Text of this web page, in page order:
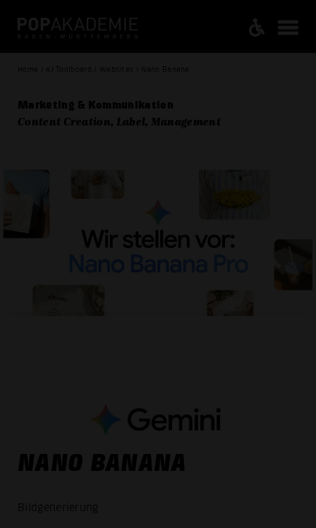
Home / KI Toolboard / Websites / Nano Banana
Marketing & Kommunikation
Content Creation, Label, Management
NANO BANANA
Bildgenerierung